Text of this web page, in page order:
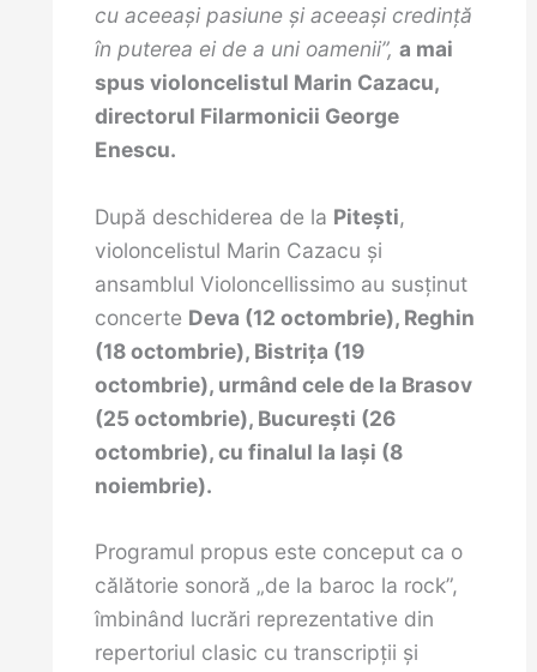
cu aceeași pasiune și aceeași credință
în puterea ei de a uni oamenii”, a mai
spus violoncelistul Marin Cazacu,
directorul Filarmonicii George
Enescu.
După deschiderea de la Pitești,
violoncelistul Marin Cazacu și
ansamblul Violoncellissimo au susținut
concerte Deva (12 octombrie), Reghin
(18 octombrie), Bistrița (19
octombrie), urmând cele de la Brasov
(25 octombrie), București (26
octombrie), cu finalul la Iași (8
noiembrie).
Programul propus este conceput ca o
călătorie sonoră „de la baroc la rock”,
îmbinând lucrări reprezentative din
repertoriul clasic cu transcripții și